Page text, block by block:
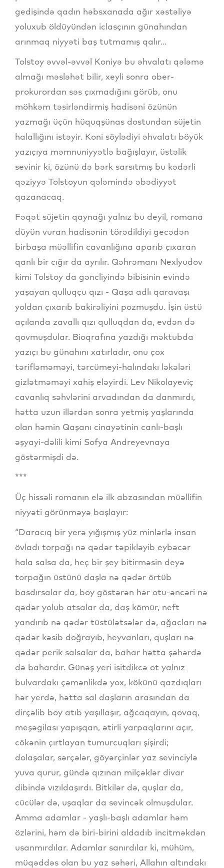
gedişində qadın həbsxanada ağır xəstəliyə
yoluxub öldüyündən iclasçının günahından
arınmaq niyyəti baş tutmamış qalır...
Tolstoy əvvəl-əvvəl Koniyə bu əhvalatı qələmə
almağı məsləhət bilir, xeyli sonra ober-
prokurordan səs çıxmadığını görüb, onu
möhkəm təsirləndirmiş hadisəni özünün
yazmağı üçün hüquqşünas dostundan süjetin
halallığını istəyir. Koni söylədiyi əhvalatı böyük
yazıçıya məmnuniyyətlə bağışlayır, üstəlik
sevinir ki, özünü də bərk sarsıtmış bu kədərli
qəziyyə Tolstoyun qələmində əbədiyyət
qazanacaq.
Fəqət süjetin qaynağı yalnız bu deyil, romana
düyün vuran hadisənin törədildiyi gecədən
birbaşa müəllifin cavanlığına aparıb çıxaran
qanlı bir cığır da ayrılır. Qəhrəmanı Nexlyudov
kimi Tolstoy da gəncliyində bibisinin evində
yaşayan qulluqçu qızı - Qaşa adlı qaravaşı
yoldan çıxarıb bakirəliyini pozmuşdu. İşin üstü
açılanda zavallı qızı qulluqdan da, evdən də
qovmuşdular. Bioqrafına yazdığı məktubda
yazıçı bu günahını xatırladır, onu çox
tərifləməməyi, tərcümeyi-halındakı ləkələri
gizlətməməyi xahiş eləyirdi. Lev Nikolayeviç
cavanlıq səhvlərini arvadından da danmırdı,
hətta uzun illərdən sonra yetmiş yaşlarında
olan həmin Qaşanı cinayətinin canlı-başlı
əşyayi-dəlili kimi Sofya Andreyevnaya
göstərmişdi də.
***
Üç hissəli romanın elə ilk abzasından müəllifin
niyyəti görünməyə başlayır:
“Daracıq bir yerə yığışmış yüz minlərlə insan
övladı torpağı nə qədər təpikləyib eybəcər
hala salsa da, heç bir şey bitirməsin deyə
torpağın üstünü daşla nə qədər örtüb
basdırsalar da, boy göstərən hər otu-əncəri nə
qədər yolub atsalar da, daş kömür, neft
yandırıb nə qədər tüstülətsələr də, ağacları nə
qədər kəsib doğrayıb, heyvanları, quşları nə
qədər perik salsalar da, bahar hətta şəhərdə
də bahardır. Günəş yeri isitdikcə ot yalnız
bulvardakı çəmənlikdə yox, kökünü qazdıqları
hər yerdə, hətta sal daşların arasından da
dirçəlib boy atıb yaşıllaşır, ağcaqayın, qovaq,
meşəgilası yapışqan, ətirli yarpaqlarını açır,
cökənin çırtlayan tumurcuqları şişirdi;
dolaşalar, sərçələr, göyərçinlər yaz sevinciylə
yuva qurur, gündə qızınan milçəklər divar
dibində vızıldaşırdı. Bitkilər də, quşlar da,
cücülər də, uşaqlar da sevincək olmuşdular.
Amma adamlar - yaşlı-başlı adamlar həm
özlərini, həm də biri-birini aldadıb incitməkdən
usanmırdılar. Adamlar sanırdılar ki, mühüm,
müqəddəs olan bu yaz səhəri, Allahın altındakı